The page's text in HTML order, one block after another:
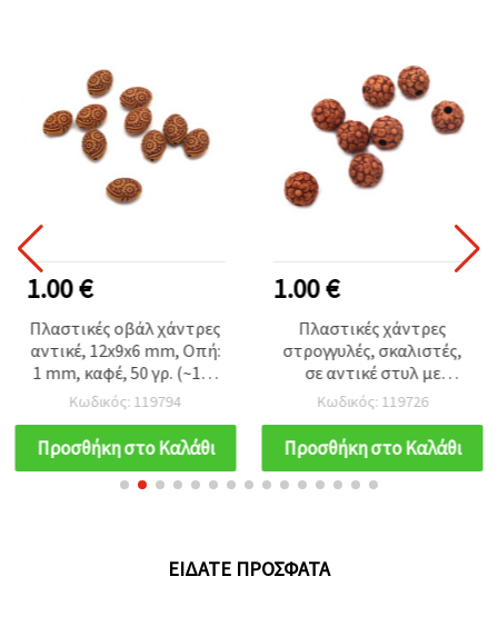
1.00 €
Πλαστικές οβάλ χάντρες
αντικέ, 12x9x6 mm, Οπή:
1 mm, καφέ, 50 γρ. (~130
τεμ.)
Κωδικός: 119794
Προσθήκη στο Καλάθι
1.00 €
Πλαστικές χάντρες
στρογγυλές, σκαλιστές,
σε αντικέ στυλ με
λουλουδάτο μοτίβο, 11.5
x 11.5 mm, οπή 3 mm,
καφέ — 50 g (~60 τεμ.)
Κωδικός: 119726
Προσθήκη στο Καλάθι
ΕΊΔΑΤΕ ΠΡΌΣΦΑΤΑ